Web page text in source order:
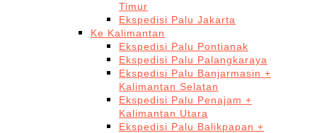
Timur
Ekspedisi Palu Jakarta
Ke Kalimantan
Ekspedisi Palu Pontianak
Ekspedisi Palu Palangkaraya
Ekspedisi Palu Banjarmasin +
Kalimantan Selatan
Ekspedisi Palu Penajam +
Kalimantan Utara
Ekspedisi Palu Balikpapan +